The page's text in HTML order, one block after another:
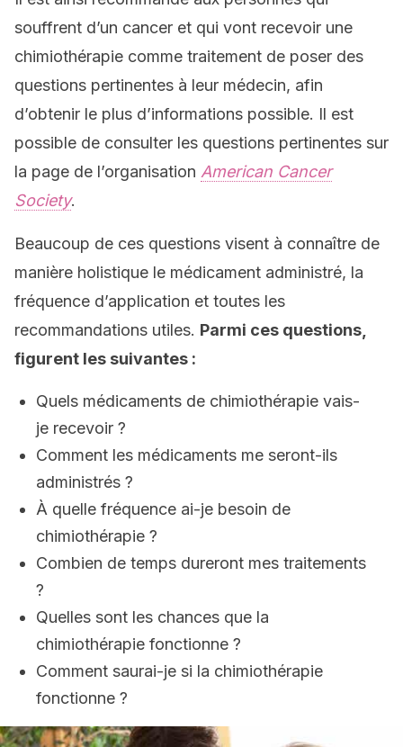
souffrent d’un cancer et qui vont recevoir une
chimiothérapie comme traitement de poser des
questions pertinentes à leur médecin, afin
d’obtenir le plus d’informations possible. Il est
possible de consulter les questions pertinentes sur
la page de l’organisation American Cancer
Society.
Beaucoup de ces questions visent à connaître de
manière holistique le médicament administré, la
fréquence d’application et toutes les
recommandations utiles. Parmi ces questions,
figurent les suivantes :
Quels médicaments de chimiothérapie vais-
je recevoir ?
Comment les médicaments me seront-ils
administrés ?
À quelle fréquence ai-je besoin de
chimiothérapie ?
Combien de temps dureront mes traitements
?
Quelles sont les chances que la
chimiothérapie fonctionne ?
Comment saurai-je si la chimiothérapie
fonctionne ?